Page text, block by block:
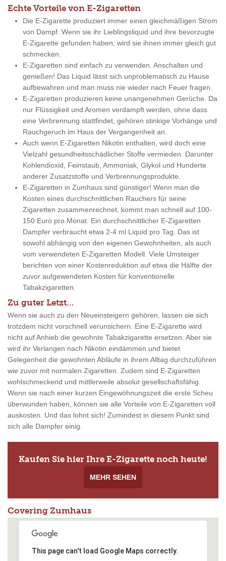
Echte Vorteile von E-Zigaretten
Die E-Zigarette produziert immer einen gleichmäßigen Strom
von Dampf. Wenn sie ihr Lieblingsliquid und ihre bevorzugte
E-Zigarette gefunden haben, wird sie ihnen immer gleich gut
schmecken.
E-Zigaretten sind einfach zu verwenden. Anschalten und
genießen! Das Liquid lässt sich unproblematisch zu Hause
aufbewahren und man muss nie wieder nach Feuer fragen.
E-Zigaretten produzieren keine unangenehmen Gerüche. Da
nur Flüssigkeit und Aromen verdampft werden, ohne dass
eine Verbrennung stattfindet, gehören stinkige Vorhänge und
Rauchgeruch im Haus der Vergangenheit an.
Auch wenn E-Zigaretten Nikotin enthalten, wird doch eine
Vielzahl gesundheitsschädlicher Stoffe vermieden. Darunter
Kohlendioxid, Feinstaub, Ammoniak, Glykol und Hunderte
anderer Zusatzstoffe und Verbrennungsprodukte.
E-Zigaretten in Zumhaus sind günstiger! Wenn man die
Kosten eines durchschnittlichen Rauchers für seine
Zigaretten zusammenrechnet, kommt man schnell auf 100-
150 Euro pro Monat. Ein durchschnittlicher E-Zigaretten
Dampfer verbraucht etwa 2-4 ml Liquid pro Tag. Das ist
sowohl abhängig von den eigenen Gewohnheiten, als auch
vom verwendeten E-Zigaretten Modell. Viele Umsteiger
berichten von einer Kostenreduktion auf etwa die Hälfte der
zuvor aufgewendeten Kosten für konventionelle
Tabakzigaretten.
Zu guter Letzt…
Wenn sie auch zu den Neueinsteigern gehören, lassen sie sich
trotzdem nicht vorschnell verunsichern. Eine E-Zigarette wird
nicht auf Anhieb die gewohnte Tabakzigarette ersetzen. Aber sie
wird ihr Verlangen nach Nikotin eindämmen und bietet
Gelegenheit die gewohnten Abläufe in ihrem Alltag durchzuführen
wie zuvor mit normalen Zigaretten. Zudem sind E-Zigaretten
wohlschmeckend und mittlerweile absolut gesellschaftsfähig.
Wenn sie nach einer kurzen Eingewöhnungszeit die erste Scheu
überwunden haben, können sie alle Vorteile von E-Zigaretten voll
auskosten. Und das lohnt sich! Zumindest in diesem Punkt sind
sich alle Dampfer einig.
Kaufen Sie hier Ihre E-Zigarette noch heute!
MEHR SEHEN
Covering Zumhaus
This page can't load Google Maps correctly.